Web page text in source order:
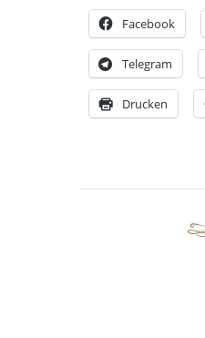
Facebook
Telegram
Drucken